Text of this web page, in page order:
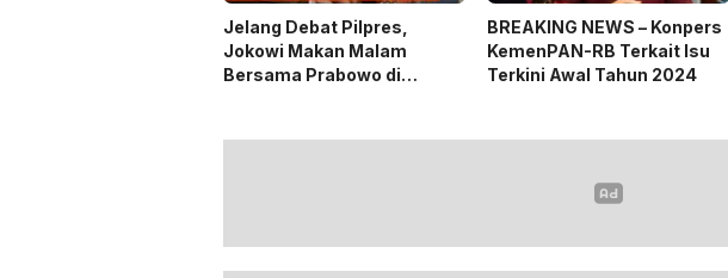
Jelang Debat Pilpres,
Jokowi Makan Malam
Bersama Prabowo di
BREAKING NEWS – Konpers
KemenPAN-RB Terkait Isu
Terkini Awal Tahun 2024